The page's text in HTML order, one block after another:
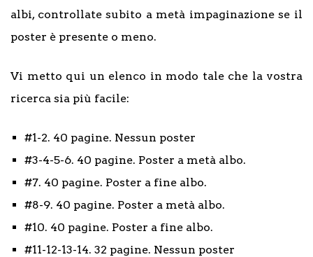
albi, controllate subito a metà impaginazione se il
poster è presente o meno.
Vi metto qui un elenco in modo tale che la vostra
ricerca sia più facile:
#1-2. 40 pagine. Nessun poster
#3-4-5-6. 40 pagine. Poster a metà albo.
#7. 40 pagine. Poster a fine albo.
#8-9. 40 pagine. Poster a metà albo.
#10. 40 pagine. Poster a fine albo.
#11-12-13-14. 32 pagine. Nessun poster